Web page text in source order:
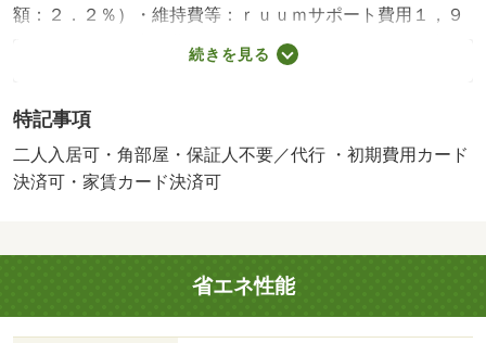
額：２．２％）・維持費等：ｒｕｕｍサポート費用１，９
８０円／月・町内会費１，０００円／月・エアコン２台付
き、追い焚き機能、浴室乾燥機能もついています★駐車場
内消毒料 18700円/鍵セット費 3300円/ハウスクリーニン
グ 60000円
続きを見る
特記事項
二人入居可・角部屋・保証人不要／代行 ・初期費用カード
決済可・家賃カード決済可
省エネ性能